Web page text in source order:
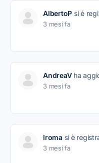
AlbertoP si è
3 mesi fa
AndreaVha
3 mesi fa
lroma si è
3 mesi fa